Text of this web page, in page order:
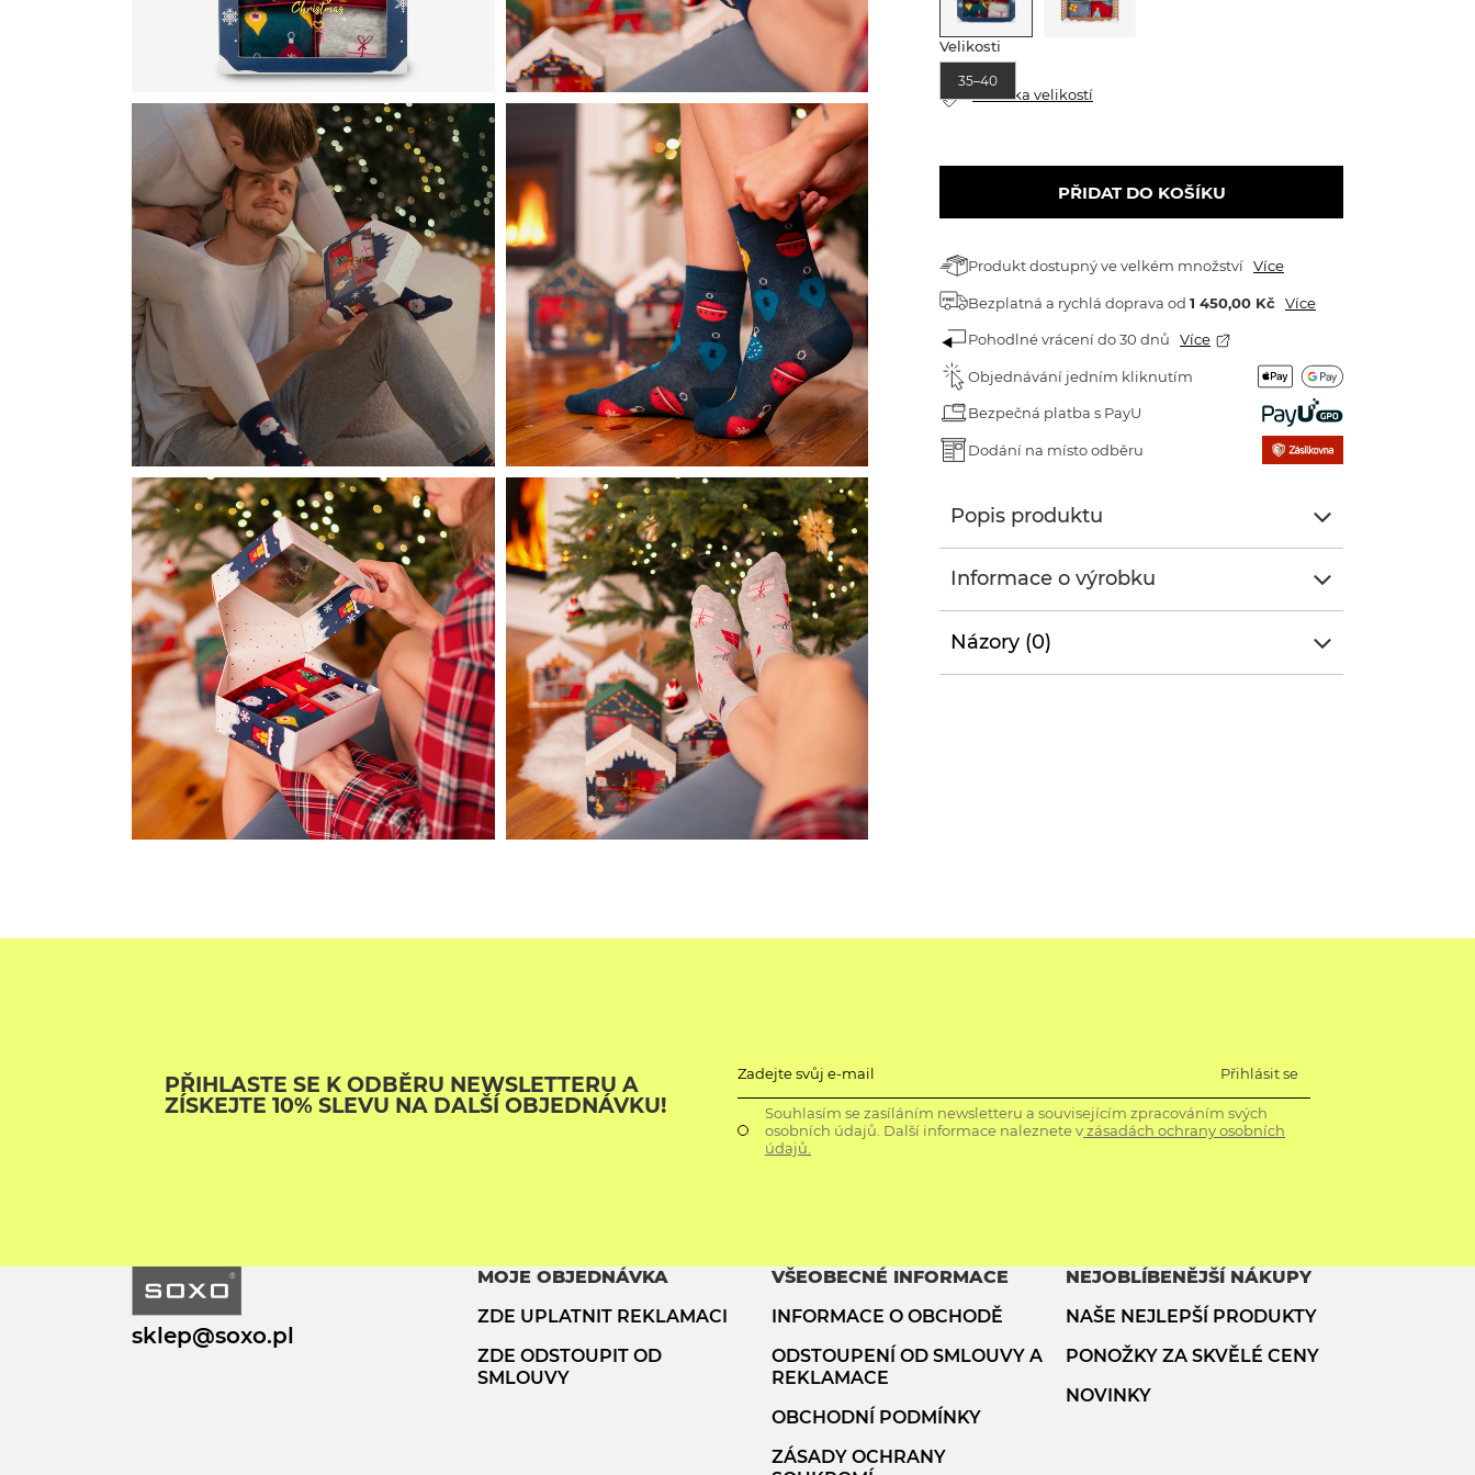
Dárek ke dni dětí
Dárek k narozeninám
Dárek na Velikonoce
Dárek na Valentýna
Vánoční dárky
Velikosti
35–40
Tabulka velikostí
PŘIDAT DO KOŠÍKU
Produkt dostupný ve velkém množství Více
Bezplatná a rychlá doprava od1 450,00 Kč Více
Pohodlné vrácení do 30 dnů Více
Objednávání jedním kliknutím
Bezpečná platba s PayU
Dodání na místo odběru
Popis produktu
Informace o výrobku
Názory (0)
PŘIHLASTE SE K ODBĚRU NEWSLETTERU A
ZÍSKEJTE 10% SLEVU NA DALŠÍ OBJEDNÁVKU!
Zadejte svůj e-mail Přihlásit se
Souhlasím se zasíláním newsletteru a souvisejícím zpracováním svých
osobních údajů. Další informace naleznete vzásadách ochrany osobních
údajů.
sklep@soxo.pl
MOJE OBJEDNÁVKA
ZDE UPLATNIT REKLAMACI
ZDE ODSTOUPIT OD
SMLOUVY
VŠEOBECNÉ INFORMACE
INFORMACE O OBCHODĚ
ODSTOUPENÍ OD SMLOUVY A
REKLAMACE
OBCHODNÍ PODMÍNKY
ZÁSADY OCHRANY
NEJOBLÍBENĚJŠÍ NÁKUPY
NAŠE NEJLEPŠÍ PRODUKTY
PONOŽKY ZA SKVĚLÉ CENY
NOVINKY